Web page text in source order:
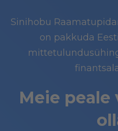
Sinihobu
on pakkuda
Meie